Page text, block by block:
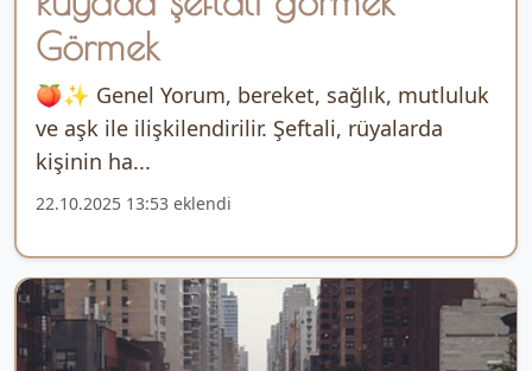
Görmek
🍑✨ Genel Yorum, bereket, sağlık, mutluluk
ve aşk ile ilişkilendirilir. Şeftali, rüyalarda
kişinin ha...
22.10.2025 13:53 eklendi